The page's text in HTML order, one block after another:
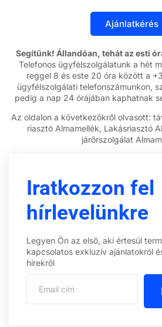
Segítünk! Állandóan, tehát az esti
Telefonos ügyfélszolgálatunk a hét
reggel 8 és este 20 óra között a
ügyfélszolgálati telefonszámunkon,
pedig a nap 24 órájában kaphatnak
Az oldalon a következőkről olvasott:
riasztó Almamellék, Lakásriasztó
járőrszolgálat
Iratkozzon fel
hírlevelünkre
Legyen Ön az első, aki értesül
kapcsolatos exkluzív ajánlatokról
hírekről